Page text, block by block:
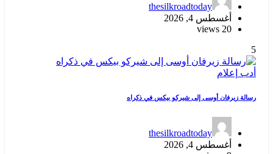
thesilkroadtoday
أغسطس 4, 2026
20 views
5
أدب إعلام
رسالة زيرفان أوسى إلى شيركو بيكس في ذكراه
thesilkroadtoday
أغسطس 4, 2026